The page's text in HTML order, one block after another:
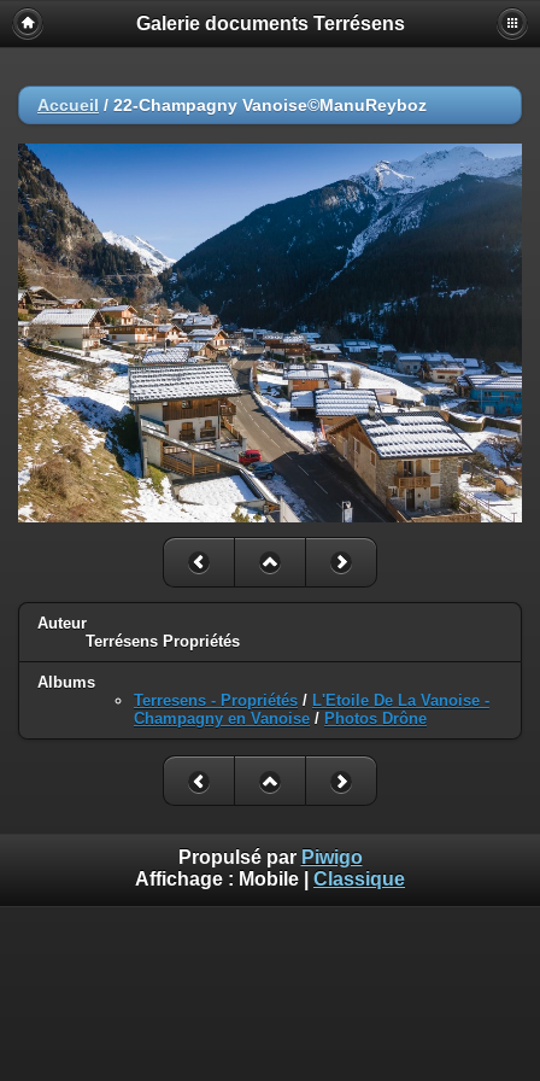
Galerie documents Terrésens
Accueil / 22-Champagny Vanoise©ManuReyboz
Auteur
Terrésens Propriétés
Albums
Terresens - Propriétés / L'Etoile De La Vanoise -
Champagny en Vanoise / Photos Drône
Propulsé par Piwigo
Affichage : Mobile Classique